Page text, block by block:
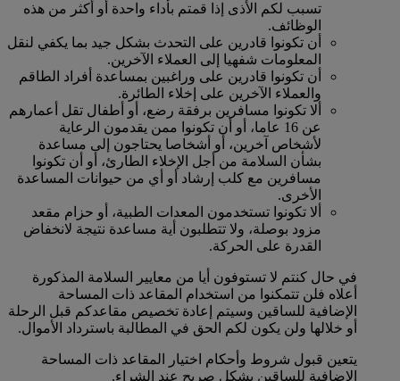
تسبب لكم الأذى إذا قمتم بأداء واحدة أو أكثر من هذه
الوظائف.
أن تكونوا قادرين على التحدث بشكل جيد بما يكفي لنقل
المعلومات شفهيا إلى العملاء الآخرين.
أن تكونوا قادرين على وراغبين بمساعدة أفراد الطاقم
والعملاء الآخرين على إخلاء الطائرة.
ألا تكونوا مسافرين برفقة رضع، أو أطفال تقل أعمارهم
عن 16 عاما، أو أن تكونوا ممن يقدمون الرعاية
لأشخاص آخرين، أو أشخاصا يحتاجون إلى مساعدة
بشأن السلامة من أجل الإخلاء الطارئ، أو أن تكونوا
مسافرين مع كلب إرشاد أو أي من حيوانات المساعدة
الأخرى.
ألا تكونوا تستخدمون المعدات الطبية، أو حزام مقعد
مزود بوصلة، ولا تتطلبون أية مساعدة نتيجة لانخفاض
القدرة على الحركة.
في حال كنتم لا تستوفون أيا من معايير السلامة المذكورة
أعلاه فلن تتمكنوا من استخدام المقاعد ذات المساحة
الإضافية للساقين وسيتم إعادة تخصيص مقاعدكم قبل الرحلة
أو خلالها ولن يكون لكم الحق في المطالبة باسترداد الأموال.
يتعين قبول شروط وأحكام اختيار المقاعد ذات المساحة
الإضافية للساقين بشكل صريح عند الشراء.